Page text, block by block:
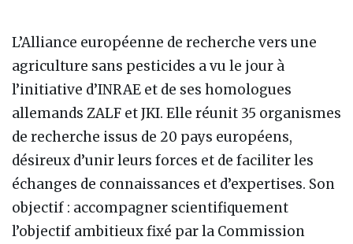
L’Alliance européenne de recherche vers une
agriculture sans pesticides a vu le jour à
l’initiative d’INRAE et de ses homologues
allemands ZALF et JKI. Elle réunit 35 organismes
de recherche issus de 20 pays européens,
désireux d’unir leurs forces et de faciliter les
échanges de connaissances et d’expertises. Son
objectif : accompagner scientifiquement
l’objectif ambitieux fixé par la Commission